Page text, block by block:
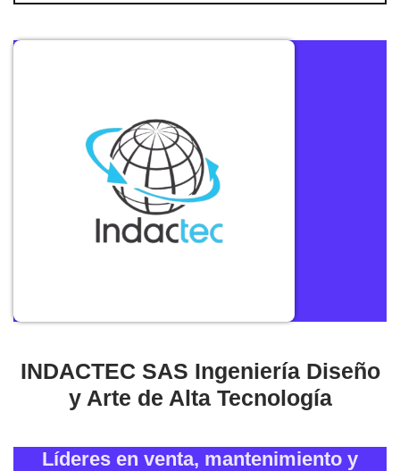
INDACTEC SAS Ingeniería Diseño
y Arte de Alta Tecnología
Líderes en venta, mantenimiento y